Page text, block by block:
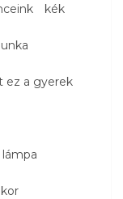
kék
ez a gyerek
lámpa